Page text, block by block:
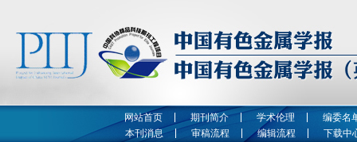
网站首页 期刊简介 学术伦理
编委名
本刊消息
审稿流程 编辑流程 下载中